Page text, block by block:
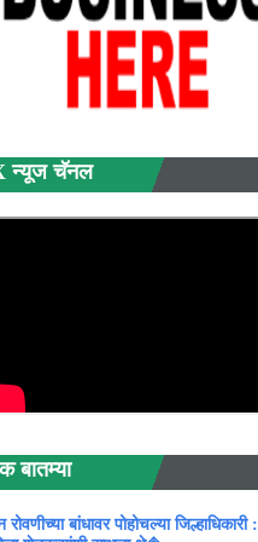
न्यूज चॅनल
बातम्या
रोवणीच्या बांधावर पोहोचल्या जिल्हाधिकारी :